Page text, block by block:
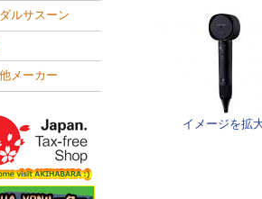
イメージを拡
ルサスーン
メーカー